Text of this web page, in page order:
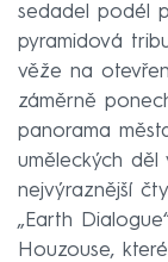
sedadel podél
pyramidová
věže na
záměrně
panorama
uměleckých děl
nejvýraznější
„Earth
Houzouse,